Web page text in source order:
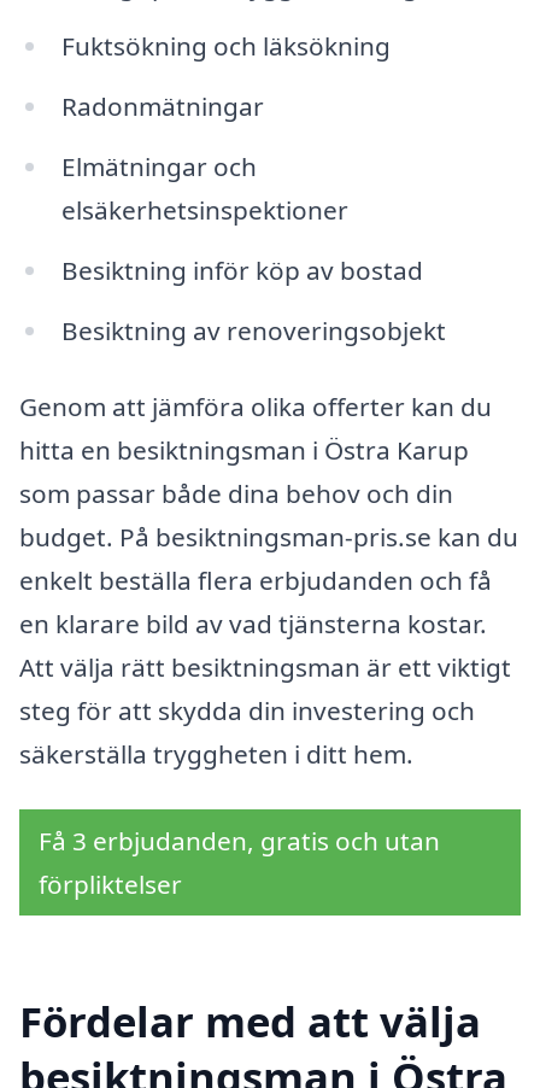
Fuktsökning och läksökning
Radonmätningar
Elmätningar och
elsäkerhetsinspektioner
Besiktning inför köp av bostad
Besiktning av renoveringsobjekt
Genom att jämföra olika offerter kan du
hitta en besiktningsman i Östra Karup
som passar både dina behov och din
budget. På besiktningsman-pris.se kan du
enkelt beställa flera erbjudanden och få
en klarare bild av vad tjänsterna kostar.
Att välja rätt besiktningsman är ett viktigt
steg för att skydda din investering och
säkerställa tryggheten i ditt hem.
Få 3 erbjudanden, gratis och utan
förpliktelser
Fördelar med att välja
besiktningsman i Östra